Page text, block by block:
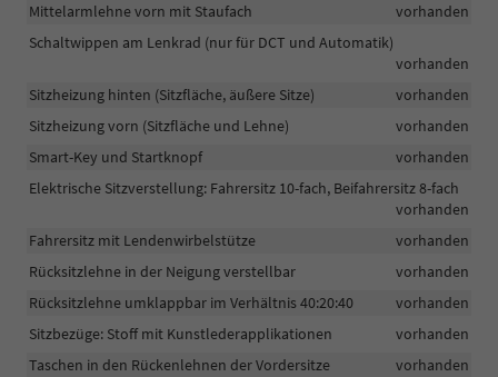
Mittelarmlehne vorn mit Staufach
vorhanden
Schaltwippen am Lenkrad (nur für DCT und Automatik)
vorhanden
Sitzheizung hinten (Sitzfläche, äußere Sitze)
vorhanden
Sitzheizung vorn (Sitzfläche und Lehne)
vorhanden
Smart-Key und Startknopf
vorhanden
Elektrische Sitzverstellung: Fahrersitz 10-fach, Beifahrersitz 8-fach
vorhanden
Fahrersitz mit Lendenwirbelstütze
vorhanden
Rücksitzlehne in der Neigung verstellbar
vorhanden
Rücksitzlehne umklappbar im Verhältnis 40:20:40
vorhanden
Sitzbezüge: Stoff mit Kunstlederapplikationen
vorhanden
Taschen in den Rückenlehnen der Vordersitze
vorhanden